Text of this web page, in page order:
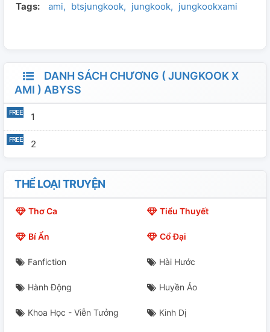
Tags: ami btsjungkook jungkook jungkookxami
DANH SÁCH CHƯƠNG ( JUNGKOOK X
AMI ) ABYSS
1
2
THỂ LOẠI TRUYỆN
Thơ Ca Tiểu Thuyết
Bí Ẩn Cổ Đại
Fanfiction Hài Hước
Hành Động Huyền Ảo
Khoa Học - Viễn Tưởng Kinh Dị